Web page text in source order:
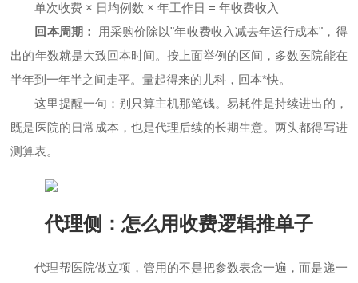
单次收费 × 日均例数 × 年工作日 = 年收费收入
回本周期：
用采购价除以"年收费收入减去年运行成本"，得
出的年数就是大致回本时间。按上面举例的区间，多数医院能在
半年到一年半之间走平。量起得来的儿科，回本*快。
这里提醒一句：别只算主机那笔钱。易耗件是持续进出的，
既是医院的日常成本，也是代理后续的长期生意。两头都得写进
测算表。
代理侧：怎么用收费逻辑推单子
代理帮医院做立项，管用的不是把参数表念一遍，而是递一